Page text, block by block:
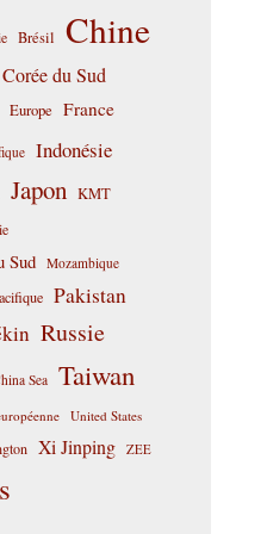
Brésil Chine
Corée du Sud
Europe France
Indonésie
Japon KMT
Sud Mozambique
Pakistan
Russie
Sea Taiwan
United States
Xi Jinping ZEE